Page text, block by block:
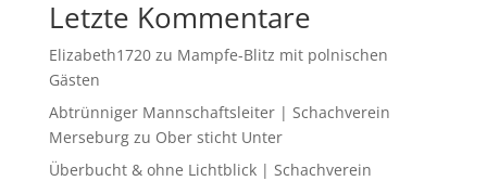
Letzte Kommentare
Elizabeth1720zu Mampfe-Blitz mit polnischen
Gästen
Abtrünniger Mannschaftsleiter | Schachverein
Merseburgzu Ober sticht Unter
Überbucht & ohne Lichtblick | Schachverein